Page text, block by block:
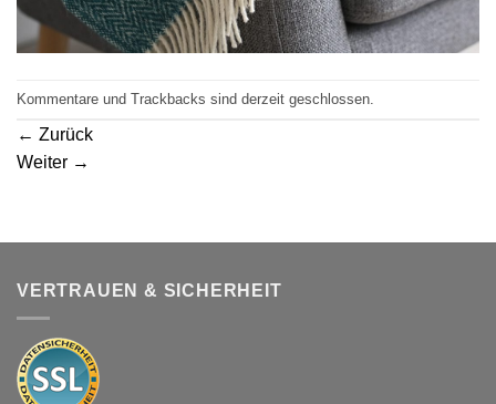
Kommentare und Trackbacks sind derzeit geschlossen.
← Zurück
Weiter →
VERTRAUEN & SICHERHEIT